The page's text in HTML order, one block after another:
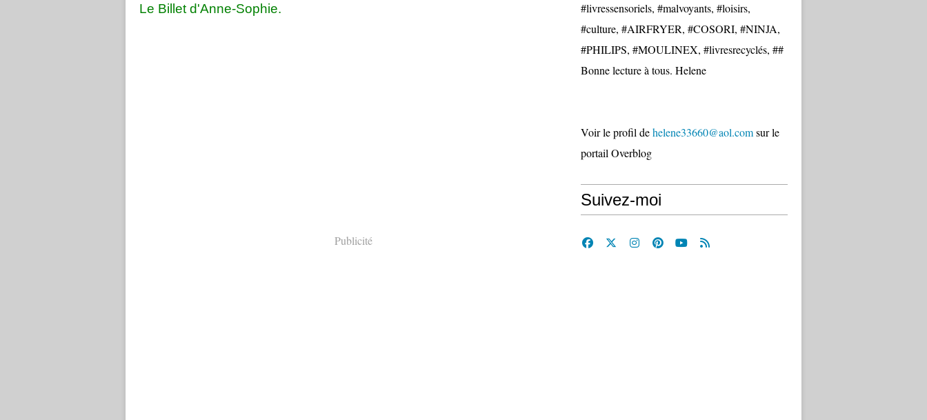
Le Billet d'Anne-Sophie.
Publicité
#livressensoriels, #malvoyants, #loisirs,
#culture, #AIRFRYER, #COSORI, #NINJA,
#PHILIPS, #MOULINEX, #livresrecyclés, ##
Bonne lecture à tous. Helene
Voir le profil dehelene33660@aol.comsur le
portail Overblog
Suivez-moi